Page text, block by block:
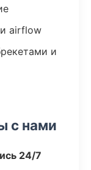
airflow
и
с нами
24/7